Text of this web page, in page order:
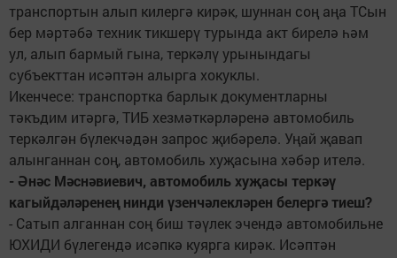
транспортын алып килергә кирәк, шуннан соң аңа ТСын
бер мәртәбә техник тикшерү турында акт бирелә һәм
ул, алып бармый гына, теркәлү урынындагы
субъекттан исәптән алырга хокуклы.
Икенчесе: транспортка барлык документларны
тәкъдим итәргә, ТИБ хезмәткәрләренә автомобиль
теркәлгән бүлекчәдән запрос җибәрелә. Уңай җавап
алынганнан соң, автомобиль хуҗасына хәбәр ителә.
- Әнәс Мәснәвиевич, автомобиль хуҗасы теркәү
кагыйдәләренең нинди үзенчәлекләрен белергә тиеш?
- Сатып алганнан соң биш тәүлек эчендә автомобильне
ЮХИДИ бүлегендә исәпкә куярга кирәк. Исәптән